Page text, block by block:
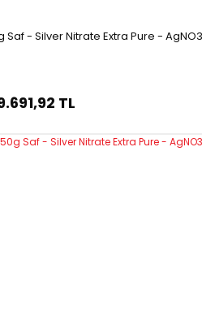
Saf - Silver Nitrate Extra Pure - AgNO3
TL